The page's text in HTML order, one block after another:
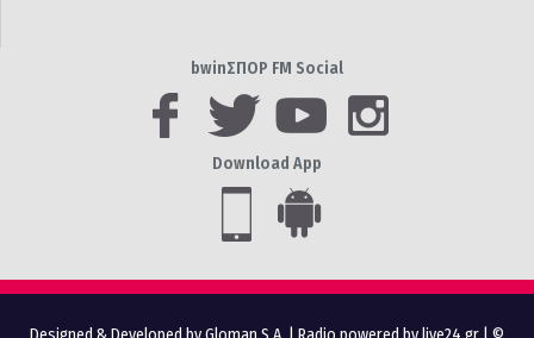
bwinΣΠΟΡ FM Social
Download App